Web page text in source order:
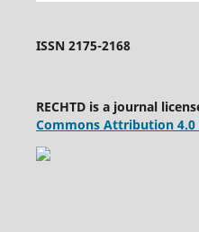
ISSN 2175-2168
RECHTD is a journal
Commons Attribution